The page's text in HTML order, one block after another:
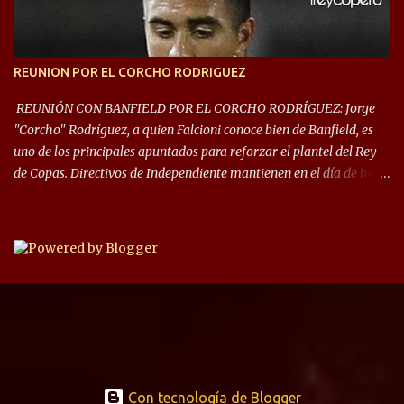
REUNION POR EL CORCHO RODRIGUEZ
REUNIÓN CON BANFIELD POR EL CORCHO RODRÍGUEZ: Jorge
"Corcho" Rodríguez, a quien Falcioni conoce bien de Banfield, es
uno de los principales apuntados para reforzar el plantel del Rey
de Copas. Directivos de Independiente mantienen en el día de hoy
préstamo con opción de compra pero, por lo que se sabe, Banfield
busca vender al menos el 50% del pase por una cifra cercana a los
1,5 millones de dólares. El volante central titular del Banfield y
de sus compañeros, realizó 17 infracciones y solo fue amonestado
Con tecnología de Blogger